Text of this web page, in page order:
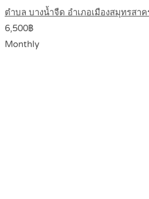
ตำบล บางน้ำจืด อำเภอเมืองสมุทรสา
6,500฿
Monthly